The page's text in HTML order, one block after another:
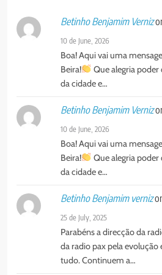
encontro de
Diocese de
PORTUGUÊS
“Um
Cristo como
organização
Padre
MERCADO
SURGIRAM
CAMINHO
PORTUGUÊS
PAX
JUNHO DE
Betinho Benjamim Verniz
10 de June, 2026
Boa! Aqui vai uma
Beira!
Que alegria
da cidade e…
Betinho Benjamim Verniz
10 de June, 2026
Boa! Aqui vai uma
Beira!
Que alegria
da cidade e…
Betinho Benjamim verniz
25 de July, 2025
Parabéns a direcção da
da radio pax pela
tudo. Continuem a…